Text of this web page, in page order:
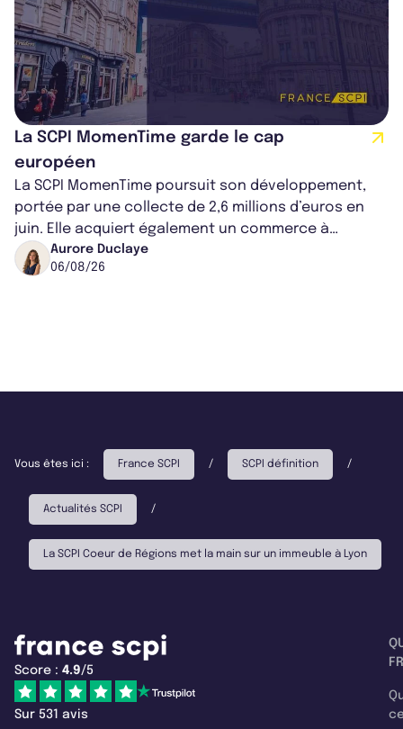
La SCPI MomenTime garde le cap
européen
La SCPI MomenTime poursuit son développement,
portée par une collecte de 2,6 millions d’euros en
juin. Elle acquiert également un commerce à
Worcester, place une plateforme logisti...
Aurore Duclaye
06/08/26
Vous êtes ici : France SCPI / SCPI définition /
Actualités SCPI /
La SCPI Coeur de Régions met la main sur un immeuble à Lyon
Score : 4.9/5
Sur 531 avis